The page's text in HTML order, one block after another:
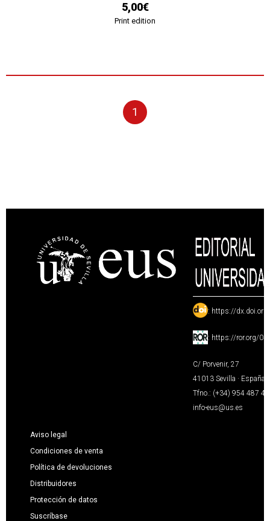
5,00€
Print edition
1
: https://
: https://ror.org/
C/ Porvenir, 27
41013 Sevilla · España
Tfno.: (+34) 954 487
info-eus@us.es
Aviso legal
Condiciones de venta
Política de devoluciones
Distribuidores
Protección de datos
Suscríbase